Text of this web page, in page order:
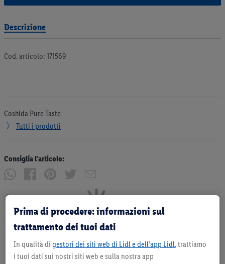
Descrizione
Cod. articolo: 171569
Coshida Pure Taste
Tutti i prodotti
Consiglia l’articolo:
Prima di procedere: informazioni sul
trattamento dei tuoi dati
In qualità di gestori dei siti web di Lidl e dell’app Lidl, trattiamo
i tuoi dati sui nostri siti web e sulla nostra app